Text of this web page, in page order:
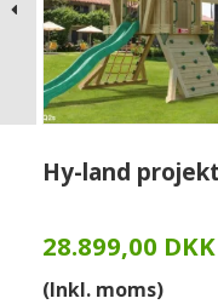
Hy-land
28.899,00 DKK
(Inkl. moms)